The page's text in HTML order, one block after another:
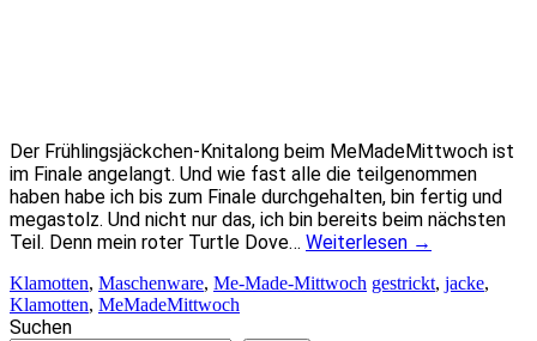
Der Frühlingsjäckchen-Knitalong beim MeMadeMittwoch ist
im Finale angelangt. Und wie fast alle die teilgenommen
haben habe ich bis zum Finale durchgehalten, bin fertig und
megastolz. Und nicht nur das, ich bin bereits beim nächsten
Teil. Denn mein roter Turtle Dove… Weiterlesen →
Klamotten, Maschenware, Me-Made-Mittwoch gestrickt, jacke,
Klamotten, MeMadeMittwoch
Suchen